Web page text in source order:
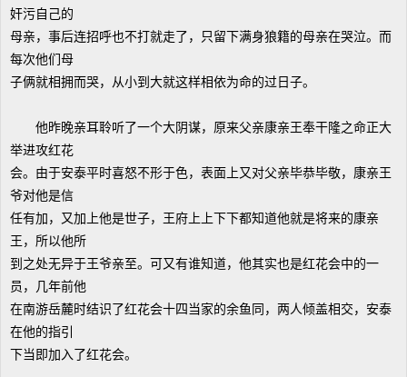
奸污自己的
母亲，事后连招呼也不打就走了，只留下满身狼籍的母亲在哭泣。而
每次他们母
子俩就相拥而哭，从小到大就这样相依为命的过日子。
他昨晚亲耳聆听了一个大阴谋，原来父亲康亲王奉干隆之命正大
举进攻红花
会。由于安泰平时喜怒不形于色，表面上又对父亲毕恭毕敬，康亲王
爷对他是信
任有加，又加上他是世子，王府上上下下都知道他就是将来的康亲
王，所以他所
到之处无异于王爷亲至。可又有谁知道，他其实也是红花会中的一
员，几年前他
在南游岳麓时结识了红花会十四当家的余鱼同，两人倾盖相交，安泰
在他的指引
下当即加入了红花会。